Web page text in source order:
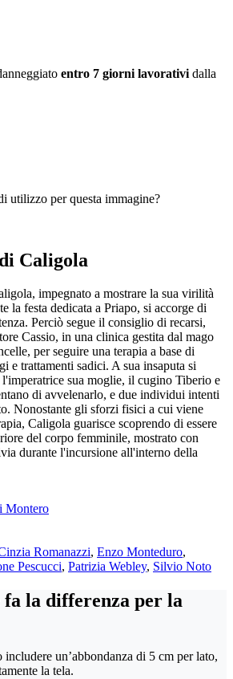
entro 7 giorni lavorativi dalla
utilizzo per questa immagine?
Caligola
impegnato a mostrare la sua virilità
la festa dedicata a Priapo, si accorge di
Perciò segue il consiglio di recarsi,
Cassio, in una clinica gestita dal mago
per seguire una terapia a base di
e trattamenti sadici. A sua insaputa si
sua moglie, il cugino Tiberio e
di avvelenarlo, e due individui intenti
Nonostante gli sforzi fisici a cui viene
Caligola guarisce scoprendo di essere
del corpo femminile, mostrato con
durante l'incursione all'interno della
Montero
Romanazzi, Enzo Monteduro,
Pescucci, Patrizia Webley, Silvio Noto
la differenza per la
includere un’abbondanza di 5 cm per lato,
la tela.